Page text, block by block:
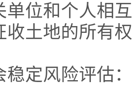
单位和个人相
收土地的所有
风险评估：